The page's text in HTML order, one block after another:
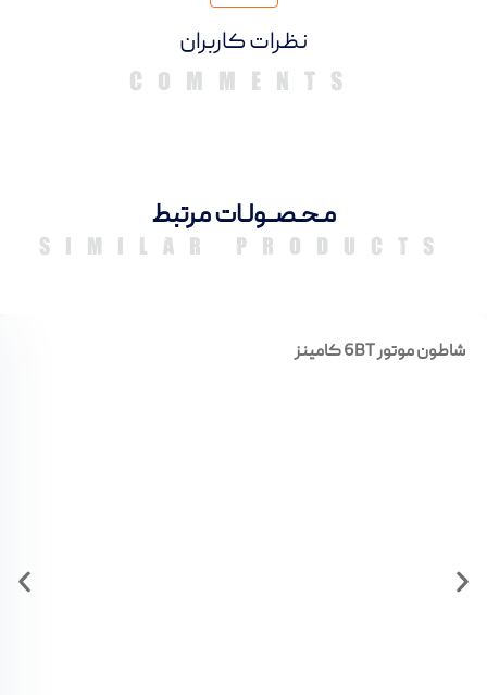
دیدگاهها
مـحـصــولـات مرتبط
SIMILAR PRODUCTS
شاطون موتور 6BT کامینز